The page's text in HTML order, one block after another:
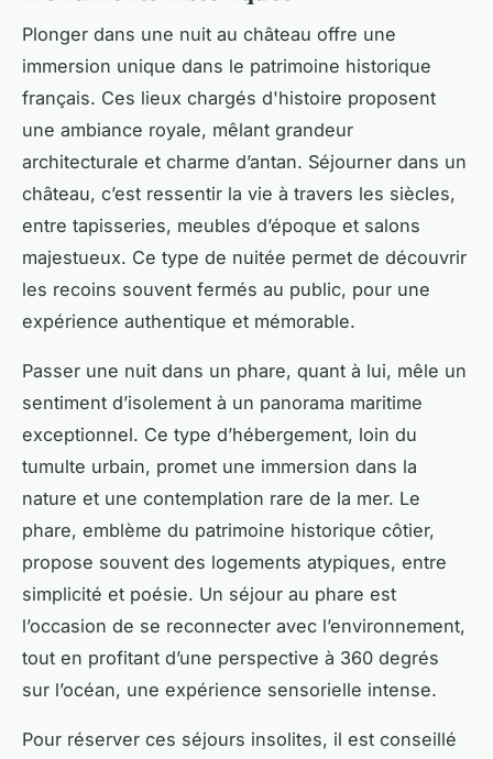
Plonger dans une nuit au château offre une
immersion unique dans le patrimoine historique
français. Ces lieux chargés d'histoire proposent
une ambiance royale, mêlant grandeur
architecturale et charme d’antan. Séjourner dans un
château, c’est ressentir la vie à travers les siècles,
entre tapisseries, meubles d’époque et salons
majestueux. Ce type de nuitée permet de découvrir
les recoins souvent fermés au public, pour une
expérience authentique et mémorable.
Passer une nuit dans un phare, quant à lui, mêle un
sentiment d’isolement à un panorama maritime
exceptionnel. Ce type d’hébergement, loin du
tumulte urbain, promet une immersion dans la
nature et une contemplation rare de la mer. Le
phare, emblème du patrimoine historique côtier,
propose souvent des logements atypiques, entre
simplicité et poésie. Un séjour au phare est
l’occasion de se reconnecter avec l’environnement,
tout en profitant d’une perspective à 360 degrés
sur l’océan, une expérience sensorielle intense.
Pour réserver ces séjours insolites, il est conseillé